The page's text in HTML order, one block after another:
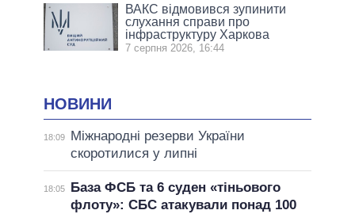
ВАКС відмовився зупинити
слухання справи про
інфраструктуру Харкова
7 серпня 2026, 16:44
НОВИНИ
18:09
Міжнародні резерви України
скоротилися у липні
18:05
База ФСБ та 6 суден «тіньового
флоту»: СБС атакували понад 100